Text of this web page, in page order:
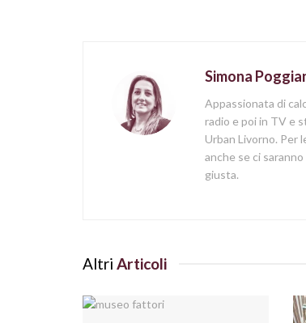
Simona
Appassionata di
radio e poi in TV e
Urban Livorno. Per
anche se ci
giusta.
Altri Articoli